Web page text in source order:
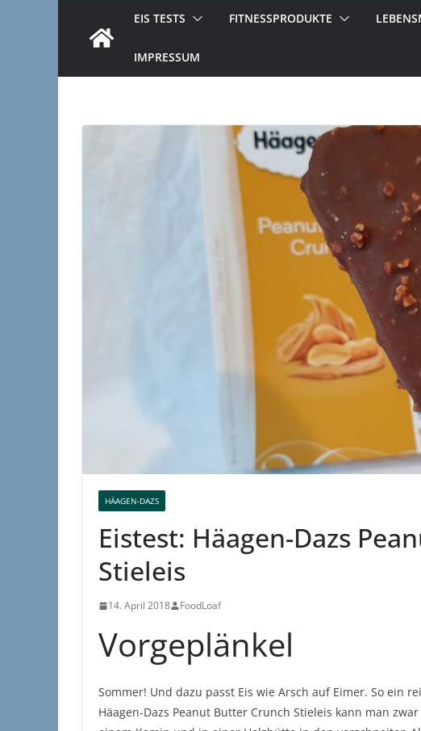
EIS TESTS FITNESSPRODUKTE
IMPRESSUM
HÄAGEN-DAZS
Eistest: Häagen-Dazs
Stieleis
14. April 2018 FoodLoaf
Vorgeplänkel
Sommer! Und dazu passt Eis wie Arsch auf Eimer. So ein
Häagen-Dazs Peanut Butter Crunch Stieleis kann man